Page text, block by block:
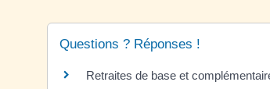
Questions ? Réponses !
Retraites de base et